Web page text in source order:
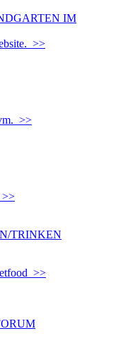
IM
>>
>>
>>
TRINKEN
>>